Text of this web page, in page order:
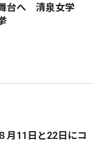
台へ 清泉女学
11日と22日にコ